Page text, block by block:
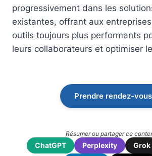
progressivement dans les
existantes, offrant aux
outils toujours plus performants
leurs collaborateurs et optimiser
Prendre rendez-vous
Résumer ou partager ce
ChatGPT Perplexity Grok